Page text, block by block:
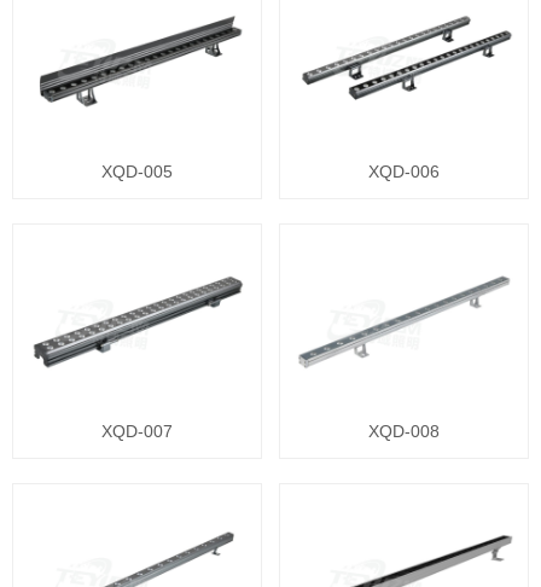
XQD-005 XQD-006
XQD-007 XQD-008